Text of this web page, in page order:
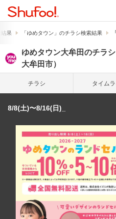
結果 「ゆめタウン」のチラシ検索結果
ゆめタウン大牟田のチラ
大牟田市）
チラシ タイム
8/8(土)〜8/16(日)_